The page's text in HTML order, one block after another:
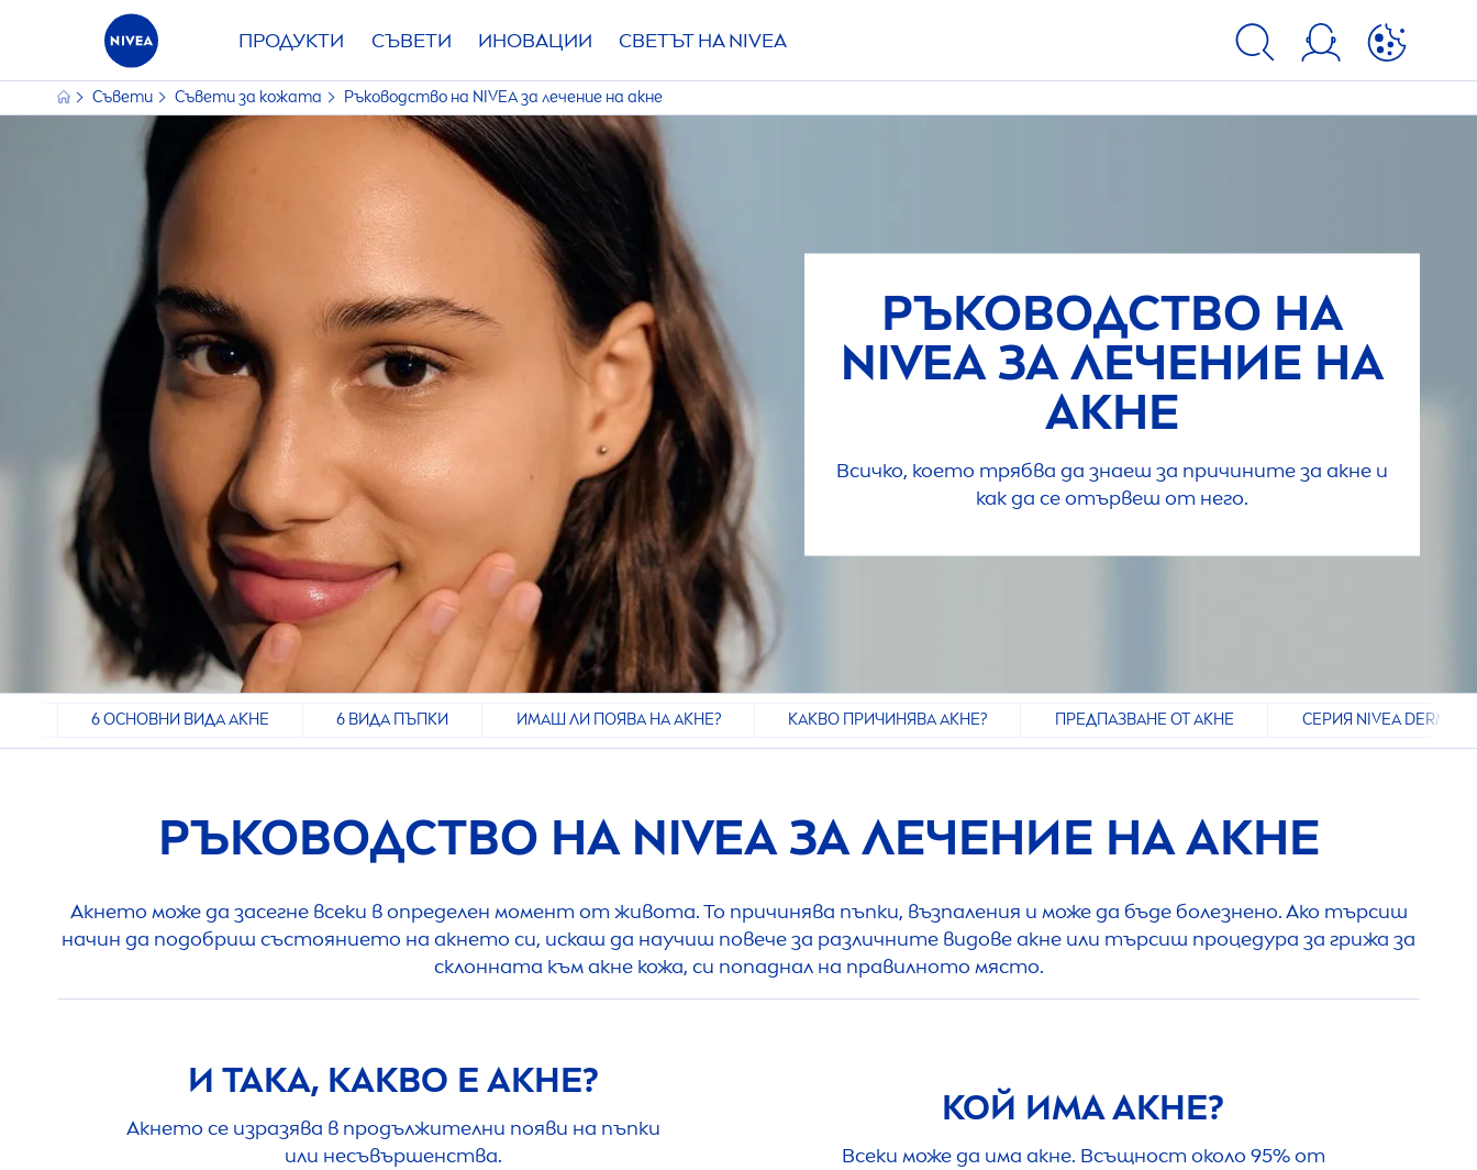
ПРОДУКТИ СЪВЕТИ ИНОВАЦИИ СВЕТЪТ НАNIVEA
Съвети Съвети за кожата Ръководство на NIVEAза лечение на акне
РЪКОВОДСТВО НА
NIVEAЗА ЛЕЧЕНИЕ НА
АКНЕ
Всичко, което трябва да знаеш за причините за акне и
как да се отървеш от него.
6 ОСНОВНИ ВИДА АКНЕ 6 ВИДА ПЪПКИ ИМАШ ЛИ ПОЯВА НА АКНЕ? КАКВО ПРИЧИНЯВА АКНЕ? ПРЕДПАЗВАНЕ ОТ АКНЕ СЕРИЯ NIVEA DERMA
РЪКОВОДСТВО НА NIVEAЗА ЛЕЧЕНИЕ НА АКНЕ
Акнето може да засегне всеки в определен момент от живота. То причинява пъпки, възпаления и може да бъде болезнено. Ако търсиш
начин да подобриш състоянието на акнето си, искаш да научиш повече за различните видове акне или търсиш процедура за грижа за
склонната към акне кожа, си попаднал на правилното място.
И ТАКА, КАКВО Е АКНЕ?
Акнето се изразява в продължителни появи на пъпки
или несъвършенства.
КОЙ ИМА АКНЕ?
Всеки може да има акне. Всъщност около 95% от